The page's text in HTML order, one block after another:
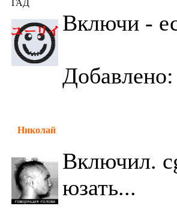
ГАД
Включи -
Николай
Включил.
юзать...